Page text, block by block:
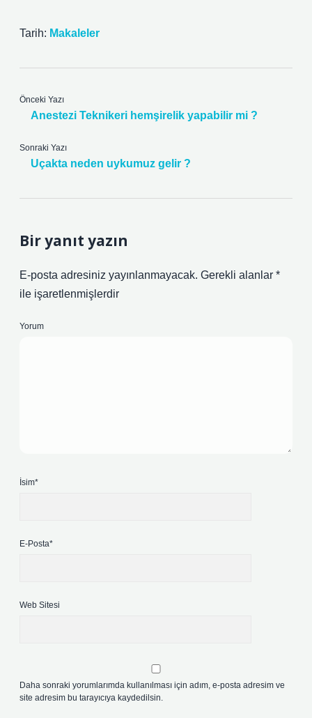
Tarih: Makaleler
Önceki Yazı
Anestezi Teknikeri hemşirelik yapabilir mi ?
Sonraki Yazı
Uçakta neden uykumuz gelir ?
Bir yanıt yazın
E-posta adresiniz yayınlanmayacak. Gerekli alanlar *
ile işaretlenmişlerdir
Yorum
İsim*
E-Posta*
Web Sitesi
Daha sonraki yorumlarımda kullanılması için adım, e-posta adresim ve
site adresim bu tarayıcıya kaydedilsin.